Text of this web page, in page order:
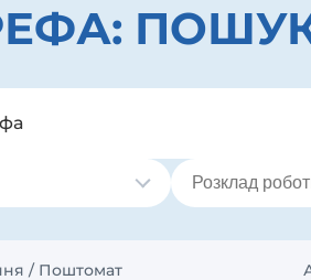
ПОШУК
/ Поштомат